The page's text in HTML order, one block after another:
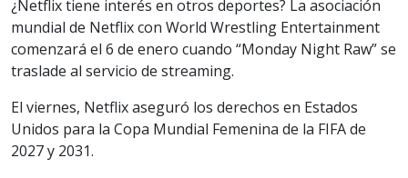
¿Netflix tiene interés en otros deportes? La asociación
mundial de Netflix con World Wrestling Entertainment
comenzará el 6 de enero cuando “Monday Night Raw” se
traslade al servicio de streaming.
El viernes, Netflix aseguró los derechos en Estados
Unidos para la Copa Mundial Femenina de la FIFA de
2027 y 2031.